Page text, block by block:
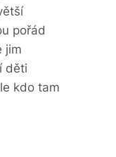
pořád
jim
děti
kdo tam